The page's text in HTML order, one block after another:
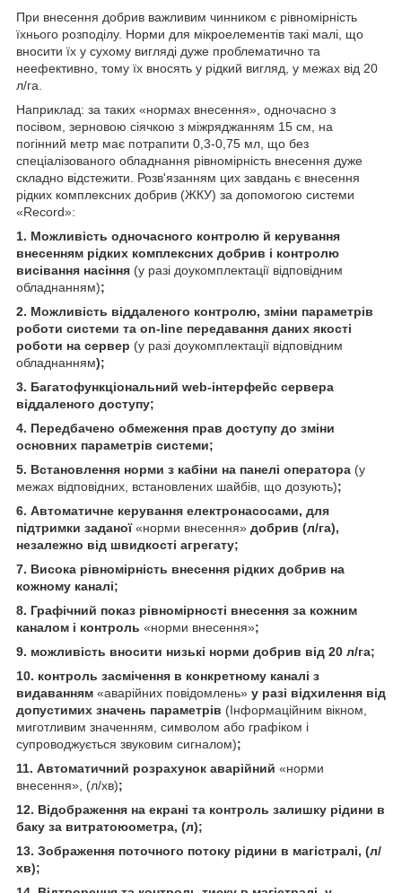
При внесення добрив важливим чинником є рівномірність
їхнього розподілу. Норми для мікроелементів такі малі, що
вносити їх у сухому вигляді дуже проблематично та
неефективно, тому їх вносять у рідкий вигляд, у межах від 20
л/га.
Наприклад: за таких «нормах внесення», одночасно з
посівом, зерновою сіячкою з міжряджанням 15 см, на
погінний метр має потрапити 0,3-0,75 мл, що без
спеціалізованого обладнання рівномірність внесення дуже
складно відстежити. Розв'язанням цих завдань є внесення
рідких комплексних добрив (ЖКУ) за допомогою системи
«Record»:
1. Можливість одночасного контролю й керування
внесенням рідких комплексних добрив і контролю
висівання насіння (у разі доукомплектації відповідним
обладнанням);
2. Можливість віддаленого контролю, зміни параметрів
роботи системи та on-line передавання даних якості
роботи на сервер (у разі доукомплектації відповідним
обладнанням);
3. Багатофункціональний web-інтерфейс сервера
віддаленого доступу;
4. Передбачено обмеження прав доступу до зміни
основних параметрів системи;
5. Встановлення норми з кабіни на панелі оператора (у
межах відповідних, встановлених шайбів, що дозують);
6. Автоматичне керування електронасосами, для
підтримки заданої«норми внесення» добрив (л/га),
незалежно від швидкості агрегату;
7. Висока рівномірність внесення рідких добрив на
кожному каналі;
8. Графічний показ рівномірності внесення за кожним
каналом і контроль «норми внесення»;
9. можливість вносити низькі норми добрив від 20 л/га;
10. контроль засмічення в конкретному каналі з
видаванням «аварійних повідомлень» у разі відхилення від
допустимих значень параметрів (Інформаційним вікном,
миготливим значенням, символом або графіком і
супроводжується звуковим сигналом);
11. Автоматичний розрахунок аварійний «норми
внесення», (л/хв);
12. Відображення на екрані та контроль залишку рідини в
баку за витратоюометра, (л);
13. Зображення поточного потоку рідини в магістралі, (л/
хв);